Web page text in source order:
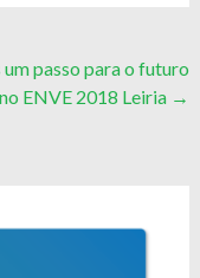
passo para o futuro
no ENVE 2018 Leiria →